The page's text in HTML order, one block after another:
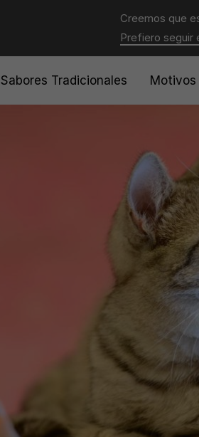
Creemos que
Prefiero seguir
Sabores Tradicionales Motivos